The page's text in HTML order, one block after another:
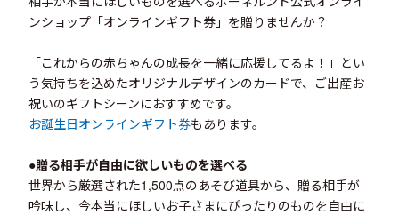
ンショップ「オンラインギフト券」を贈りませんか？
「これからの赤ちゃんの成長を一緒に応援してるよ！」とい
う気持ちを込めたオリジナルデザインのカードで、ご出産お
祝いのギフトシーンにおすすめです。
お誕生日オンラインギフト券もあります。
●贈る相手が自由に欲しいものを選べる
世界から厳選された1,500点のあそび道具から、贈る相手が
吟味し、今本当にほしいお子さまにぴったりのものを自由に